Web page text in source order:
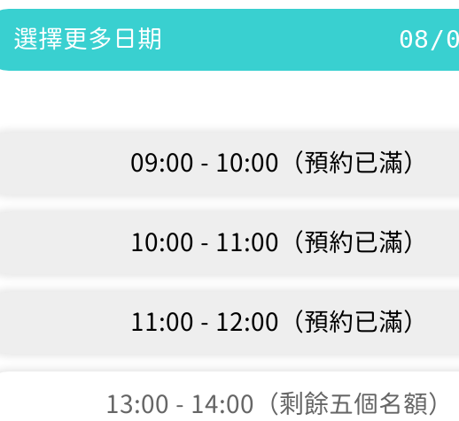
選擇更多日期
09:00 - 10:00（預約已滿）
10:00 - 11:00（預約已滿）
11:00 - 12:00（預約已滿）
13:00 - 14:00（剩餘五個名額）